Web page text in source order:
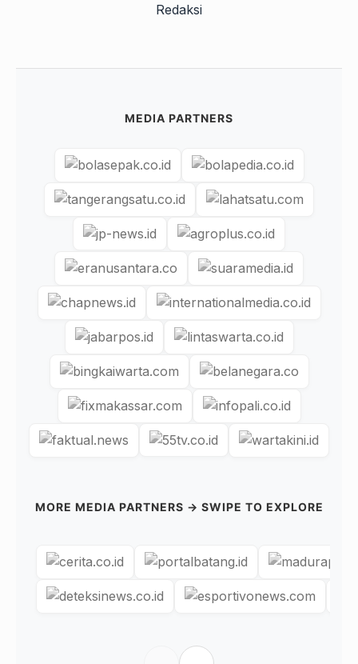
Redaksi
MEDIA PARTNERS
MORE MEDIA PARTNERS → SWIPE TO EXPLORE